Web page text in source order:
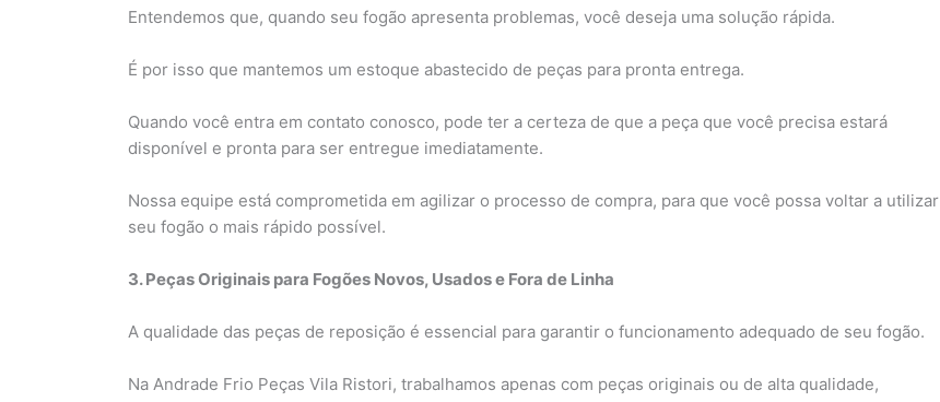
Entendemos que, quando seu fogão apresenta problemas, você deseja uma solução rápida.
É por isso que mantemos um estoque abastecido de peças para pronta entrega.
Quando você entra em contato conosco, pode ter a certeza de que a peça que você precisa estará
disponível e pronta para ser entregue imediatamente.
Nossa equipe está comprometida em agilizar o processo de compra, para que você possa voltar a utilizar
seu fogão o mais rápido possível.
3. Peças Originais para Fogões Novos, Usados e Fora de Linha
A qualidade das peças de reposição é essencial para garantir o funcionamento adequado de seu fogão.
Na Andrade Frio Peças Vila Ristori, trabalhamos apenas com peças originais ou de alta qualidade,